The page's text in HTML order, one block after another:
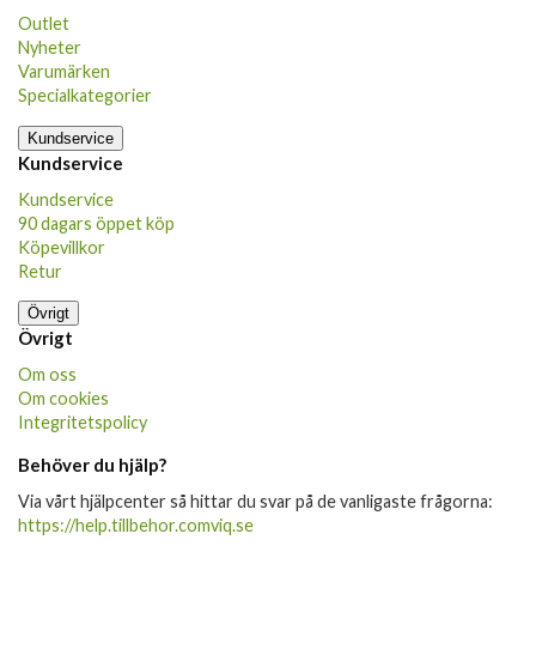
Outlet
Nyheter
Varumärken
Specialkategorier
Kundservice
Kundservice
Kundservice
90 dagars öppet köp
Köpevillkor
Retur
Övrigt
Övrigt
Om oss
Om cookies
Integritetspolicy
Behöver du hjälp?
Via vårt hjälpcenter så hittar du svar på de vanligaste frågorna:
https://help.tillbehor.comviq.se